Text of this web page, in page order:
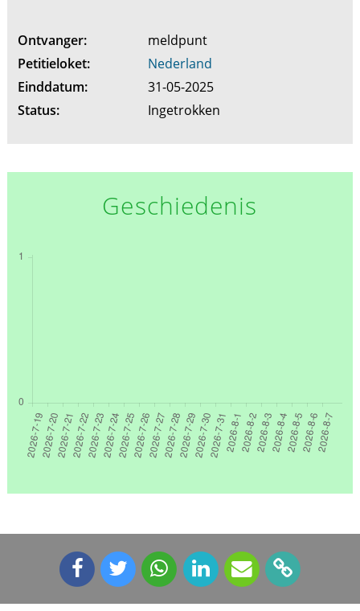
Ontvanger:
meldpunt
Petitieloket:
Nederland
Einddatum:
31-05-2025
Status:
Ingetrokken
Geschiedenis